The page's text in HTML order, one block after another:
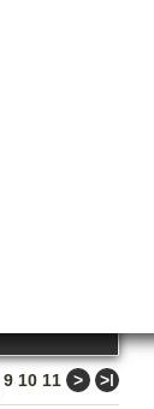
9 10 11 > >ǀ